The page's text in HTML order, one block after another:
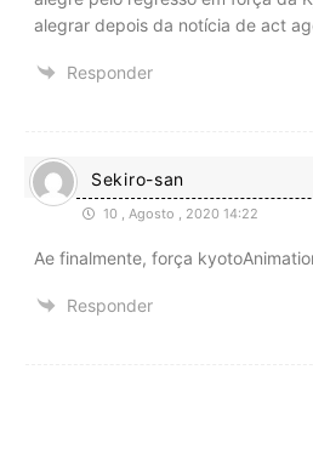
alegrar depois da notícia de act
Responder
Sekiro-san
10 , Agosto , 2020 14:22
Ae finalmente, força
Responder